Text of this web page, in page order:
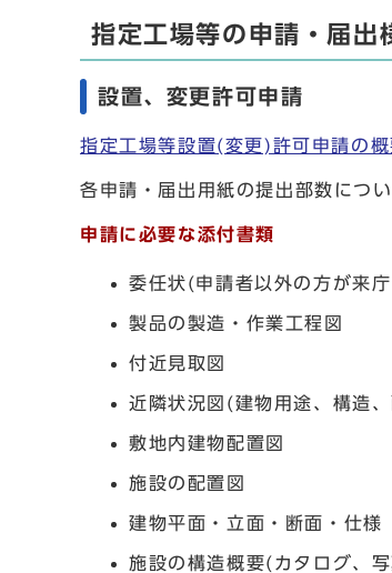
指定工場等の申請・届出
設置、変更許可申請
指定工場等設置(変更)許可申請の
各申請・届出用紙の提出部数につ
申請に必要な添付書類
委任状(申請者以外の方が来
製品の製造・作業工程図
付近見取図
近隣状況図(建物用途、構造
敷地内建物配置図
施設の配置図
建物平面・立面・断面・仕様
施設の構造概要(カタログ、